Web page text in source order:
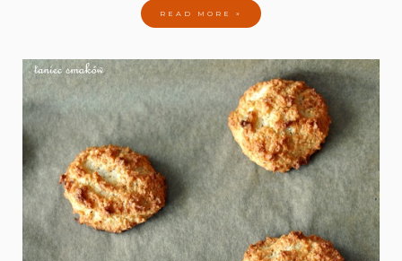
READ MORE »